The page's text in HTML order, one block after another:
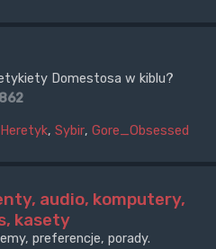
Domestosa w kiblu?
Heretyk, Sybir, Gore_Obsessed
audio, komputery,
kasety
preferencje, porady.